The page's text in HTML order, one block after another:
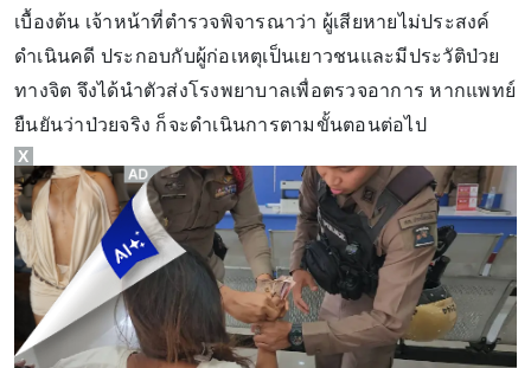
เบื้องต้น เจ้าหน้าที่ตำรวจพิจารณาว่า ผู้เสียหายไม่ประสงค์
ดำเนินคดี ประกอบกับผู้ก่อเหตุเป็นเยาวชนและมีประวัติป่วย
ทางจิต จึงได้นำตัวส่งโรงพยาบาลเพื่อตรวจอาการ หากแพทย์
ยืนยันว่าป่วยจริง ก็จะดำเนินการตามขั้นตอนต่อไป
X